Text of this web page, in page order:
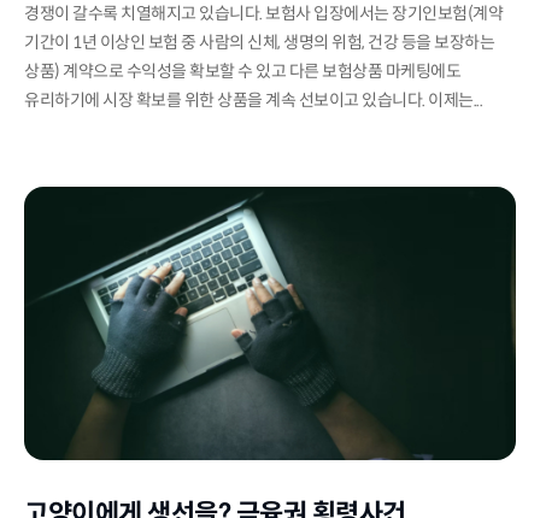
경쟁이 갈수록 치열해지고 있습니다. 보험사 입장에서는 장기인보험(계약
기간이 1년 이상인 보험 중 사람의 신체, 생명의 위험, 건강 등을 보장하는
상품) 계약으로 수익성을 확보할 수 있고 다른 보험상품 마케팅에도
유리하기에 시장 확보를 위한 상품을 계속 선보이고 있습니다. 이제는...